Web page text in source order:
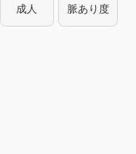
成人 脈あり度